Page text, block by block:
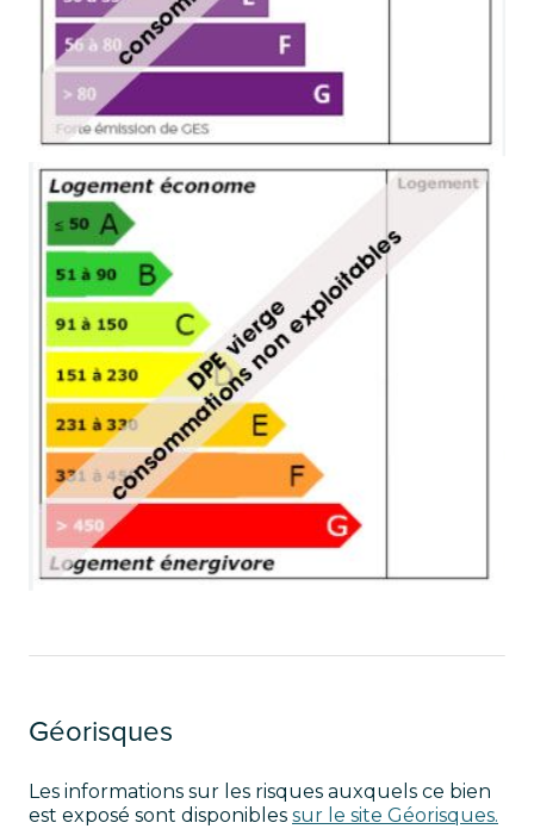
Géorisques
Les informations sur les risques auxquels ce bien
est exposé sont disponibles sur le site Géorisques.